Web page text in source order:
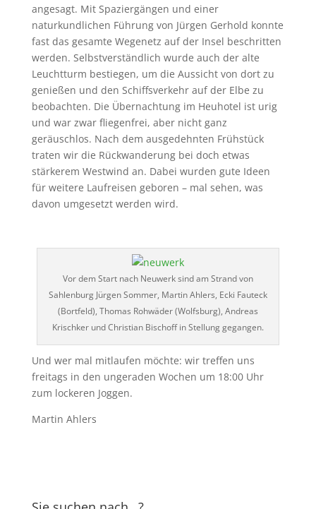
angesagt. Mit Spaziergängen und einer
naturkundlichen Führung von Jürgen Gerhold konnte
fast das gesamte Wegenetz auf der Insel beschritten
werden. Selbstverständlich wurde auch der alte
Leuchtturm bestiegen, um die Aussicht von dort zu
genießen und den Schiffsverkehr auf der Elbe zu
beobachten. Die Übernachtung im Heuhotel ist urig
und war zwar fliegenfrei, aber nicht ganz
geräuschlos. Nach dem ausgedehnten Frühstück
traten wir die Rückwanderung bei doch etwas
stärkerem Westwind an. Dabei wurden gute Ideen
für weitere Laufreisen geboren – mal sehen, was
davon umgesetzt werden wird.
Vor dem Start nach Neuwerk sind am Strand von
Sahlenburg Jürgen Sommer, Martin Ahlers, Ecki Fauteck
(Bortfeld), Thomas Rohwäder (Wolfsburg), Andreas
Krischker und Christian Bischoff in Stellung gegangen.
Und wer mal mitlaufen möchte: wir treffen uns
freitags in den ungeraden Wochen um 18:00 Uhr
zum lockeren Joggen.
Martin Ahlers